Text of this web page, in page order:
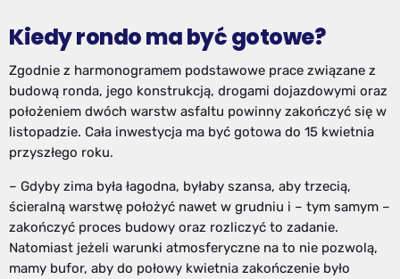
Kiedy rondo ma być gotowe?
Zgodnie z harmonogramem podstawowe prace związane z
budową ronda, jego konstrukcją, drogami dojazdowymi oraz
położeniem dwóch warstw asfaltu powinny zakończyć się w
listopadzie. Cała inwestycja ma być gotowa do 15 kwietnia
przyszłego roku.
– Gdyby zima była łagodna, byłaby szansa, aby trzecią,
ścieralną warstwę położyć nawet w grudniu i – tym samym –
zakończyć proces budowy oraz rozliczyć to zadanie.
Natomiast jeżeli warunki atmosferyczne na to nie pozwolą,
mamy bufor, aby do połowy kwietnia zakończenie było